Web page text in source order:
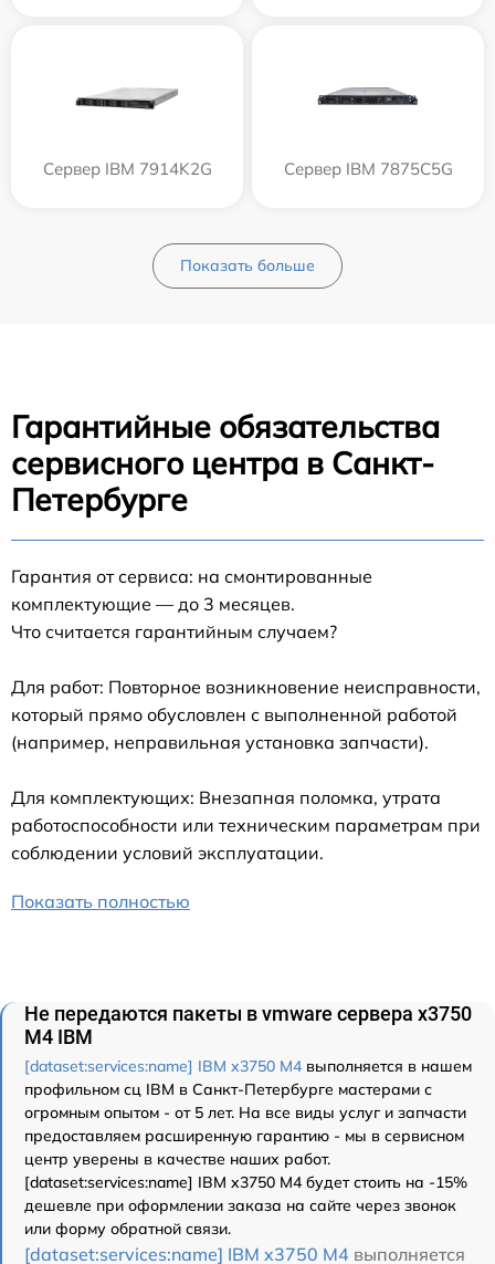
Сервер IBM 7914K2G Сервер IBM 7875C5G
Показать больше
Гарантийные обязательства
сервисного центра в Санкт-
Петербурге
Гарантия от сервиса: на смонтированные
комплектующие — до 3 месяцев.
Что считается гарантийным случаем?
Для работ: Повторное возникновение неисправности,
который прямо обусловлен с выполненной работой
(например, неправильная установка запчасти).
Для комплектующих: Внезапная поломка, утрата
работоспособности или техническим параметрам при
соблюдении условий эксплуатации.
Показать полностью
Не передаются пакеты в vmware сервера x3750
M4 IBM
[dataset:services:name] IBM x3750 M4 выполняется в нашем
профильном сц IBM в Санкт-Петербурге мастерами с
огромным опытом - от 5 лет. На все виды услуг и запчасти
предоставляем расширенную гарантию - мы в сервисном
центр уверены в качестве наших работ.
[dataset:services:name] IBM x3750 M4 будет стоить на -15%
дешевле при оформлении заказа на сайте через звонок
или форму обратной связи.
[dataset:services:name] IBM x3750 M4 выполняется